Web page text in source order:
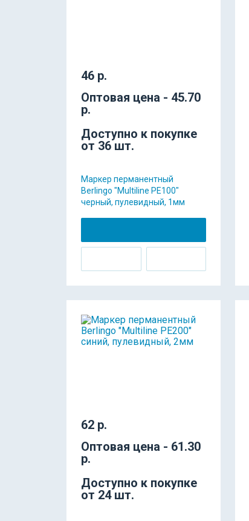
46 р.
Оптовая цена - 45.70
р.
Доступно к покупке
от 36 шт.
Маркер перманентный
Berlingo "Multiline PE100"
черный, пулевидный, 1мм
62 р.
Оптовая цена - 61.30
р.
Доступно к покупке
от 24 шт.